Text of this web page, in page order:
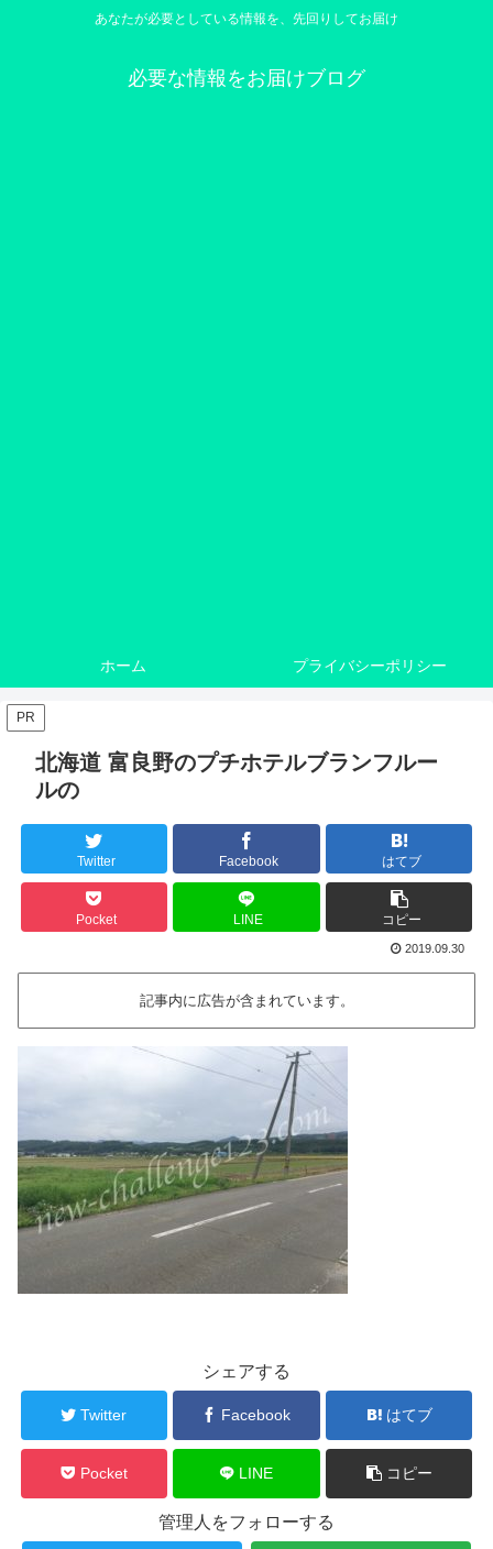
あなたが必要としている情報を、先回りしてお届け
必要な情報をお届けブログ
ホーム プライバシーポリシー
PR
北海道 富良野のプチホテルブランフルー
ルの
Twitter Facebook はてブ
Pocket LINE コピー
2019.09.30
記事内に広告が含まれています。
シェアする
Twitter Facebook はてブ
Pocket LINE コピー
管理人をフォローする